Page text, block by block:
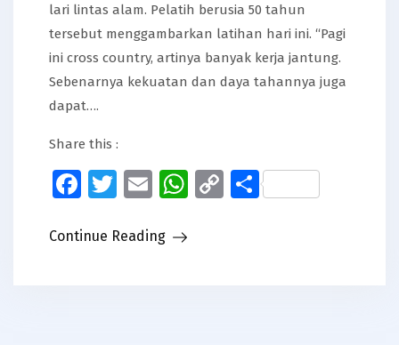
lari lintas alam. Pelatih berusia 50 tahun
tersebut menggambarkan latihan hari ini. “Pagi
ini cross country, artinya banyak kerja jantung.
Sebenarnya kekuatan dan daya tahannya juga
dapat….
Share this :
Facebook
Twitter
EmailWhatsApp
CopyShare
Continue Reading